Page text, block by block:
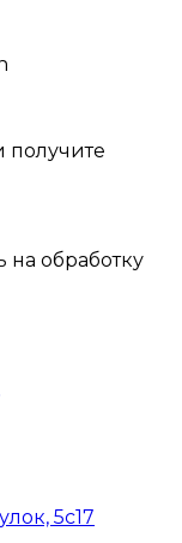
получите
на обработку
5с17